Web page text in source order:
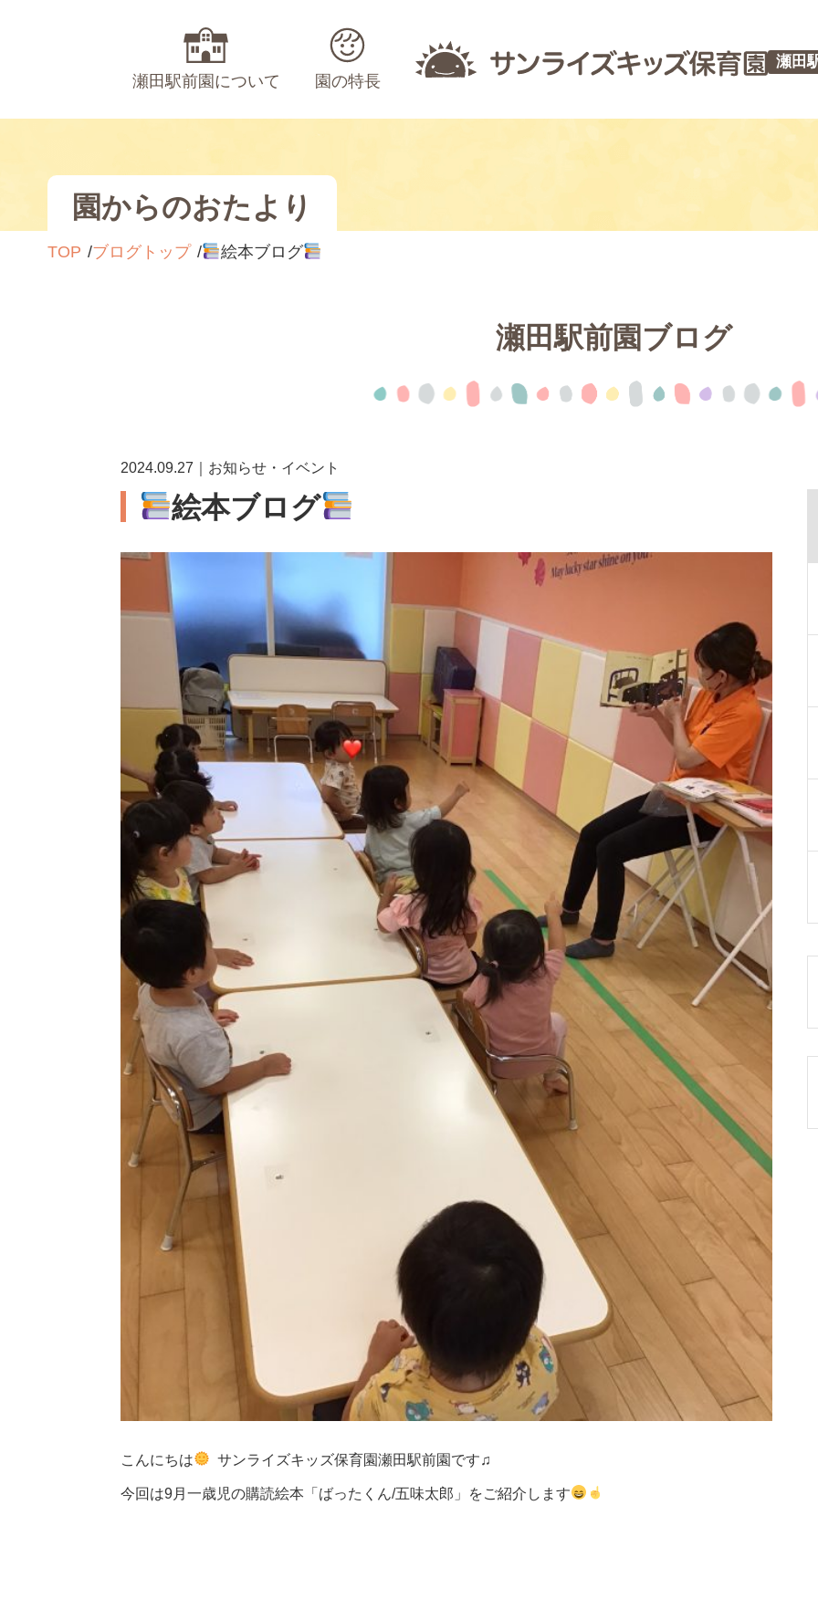
瀬田駅前園について 園の特長
瀬田
園からのおたより
TOP ブログトップ 絵本ブログ
瀬田駅前園ブログ
2024.09.27｜お知らせ・イベント
絵本ブログ
こんにちは サンライズキッズ保育園瀬田駅前園です♫
今回は9月一歳児の購読絵本「ばったくん/五味太郎」をご紹介します